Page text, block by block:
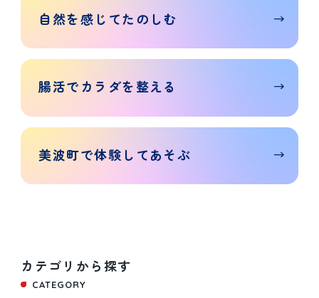
自然を感じてたのしむ
腸活でカラダを整える
美波町で体験してあそぶ
カテゴリから探す
CATEGORY